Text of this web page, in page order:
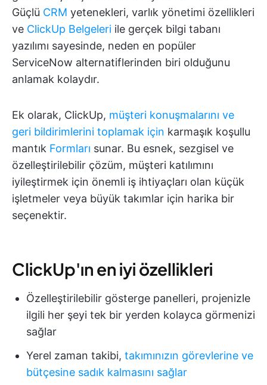
Güçlü CRM yetenekleri, varlık yönetimi özellikleri
ve ClickUp Belgeleri ile gerçek bilgi tabanı
yazılımı sayesinde, neden en popüler
ServiceNow alternatiflerinden biri olduğunu
anlamak kolaydır.
Ek olarak, ClickUp, müşteri konuşmalarını ve
geri bildirimlerini toplamak için karmaşık koşullu
mantık Formları sunar. Bu esnek, sezgisel ve
özelleştirilebilir çözüm, müşteri katılımını
iyileştirmek için önemli iş ihtiyaçları olan küçük
işletmeler veya büyük takımlar için harika bir
seçenektir.
ClickUp'ın en iyi özellikleri
Özelleştirilebilir gösterge panelleri, projenizle
ilgili her şeyi tek bir yerden kolayca görmenizi
sağlar
Yerel zaman takibi, takımınızın görevlerine ve
bütçesine sadık kalmasını sağlar